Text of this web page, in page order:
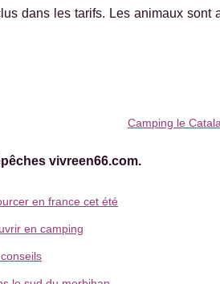
dans les tarifs. Les animaux sont
Camping le
vivreen66.com.
en france cet été
en camping